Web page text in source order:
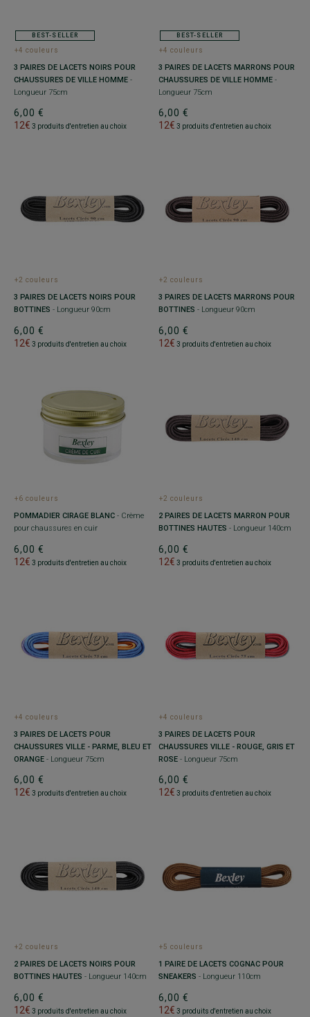
BEST-SELLER
+4 couleurs
3 PAIRES DE LACETS NOIRS POUR
CHAUSSURES DE VILLE HOMME -
Longueur 75cm
6,00 €
12€ 3 produits d'entretien au choix
BEST-SELLER
+4 couleurs
3 PAIRES DE LACETS MARRONS POUR
CHAUSSURES DE VILLE HOMME -
Longueur 75cm
6,00 €
12€ 3 produits d'entretien au choix
+2 couleurs
3 PAIRES DE LACETS NOIRS POUR
BOTTINES - Longueur 90cm
6,00 €
12€ 3 produits d'entretien au choix
+2 couleurs
3 PAIRES DE LACETS MARRONS POUR
BOTTINES - Longueur 90cm
6,00 €
12€ 3 produits d'entretien au choix
+6 couleurs
POMMADIER CIRAGE BLANC - Crème
pour chaussures en cuir
6,00 €
12€ 3 produits d'entretien au choix
+2 couleurs
2 PAIRES DE LACETS MARRON POUR
BOTTINES HAUTES - Longueur 140cm
6,00 €
12€ 3 produits d'entretien au choix
+4 couleurs
3 PAIRES DE LACETS POUR
CHAUSSURES VILLE - PARME, BLEU ET
ORANGE - Longueur 75cm
6,00 €
12€ 3 produits d'entretien au choix
+4 couleurs
3 PAIRES DE LACETS POUR
CHAUSSURES VILLE - ROUGE, GRIS ET
ROSE - Longueur 75cm
6,00 €
12€ 3 produits d'entretien au choix
+2 couleurs
2 PAIRES DE LACETS NOIRS POUR
BOTTINES HAUTES - Longueur 140cm
6,00 €
12€ 3 produits d'entretien au choix
+5 couleurs
1 PAIRE DE LACETS COGNAC POUR
SNEAKERS - Longueur 110cm
6,00 €
12€ 3 produits d'entretien au choix